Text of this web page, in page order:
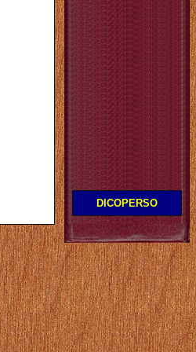
DICOPERSO